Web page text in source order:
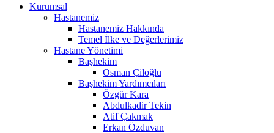
Kurumsal
Hastanemiz
Hastanemiz Hakkında
Temel İlke ve Değerlerimiz
Hastane Yönetimi
Başhekim
Osman Çiloğlu
Başhekim Yardımcıları
Özgür Kara
Abdulkadir Tekin
Atif Çakmak
Erkan Özduvan